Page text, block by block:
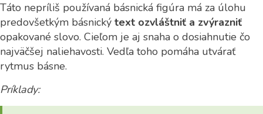
Táto nepríliš používaná básnická figúra má za úlohu
predovšetkým básnický text ozvláštniť a zvýrazniť
opakované slovo. Cieľom je aj snaha o dosiahnutie čo
najväčšej naliehavosti. Vedľa toho pomáha utvárať
rytmus básne.
Príklady: